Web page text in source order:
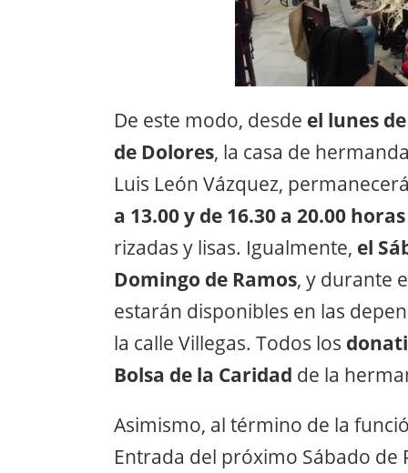
De este modo, desde el lunes
de Dolores, la casa de
Luis León Vázquez,
a 13.00 y de 16.30 a 20.00 horas
rizadas y lisas. Igualmente, el
Domingo de Ramos, y durante
estarán disponibles en las
la calle Villegas. Todos los
Bolsa de la Caridad de la
Asimismo, al término de la
Entrada del próximo Sábado de